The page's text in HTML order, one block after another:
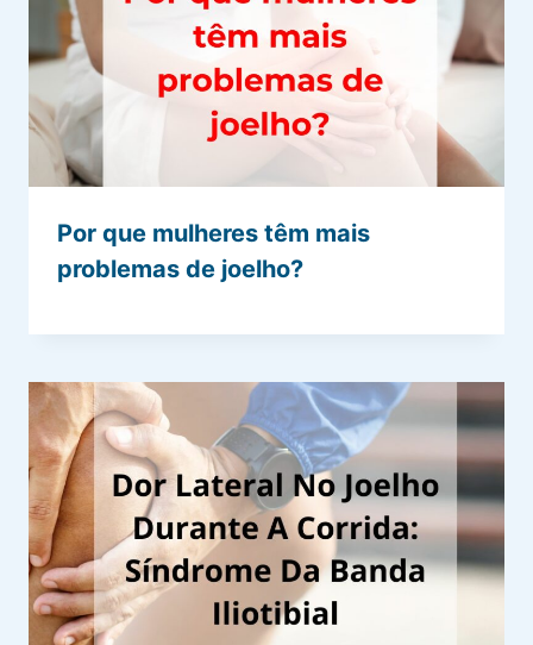
Por que mulheres têm mais
problemas de joelho?